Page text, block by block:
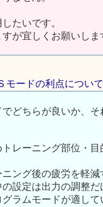
たいです。
が宜しくお願いしま
モードの利点について
どちらが良いか、
レーニング部位・
ング後の疲労を軽
設定は出力の調整だ
ラムモードが適して